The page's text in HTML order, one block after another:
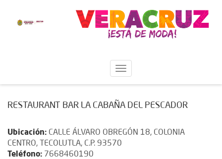
RESTAURANT BAR LA CABAÑA DEL PESCADOR
Ubicación: CALLE ÁLVARO OBREGÓN 18, COLONIA
CENTRO, TECOLUTLA, C.P. 93570
Teléfono: 7668460190